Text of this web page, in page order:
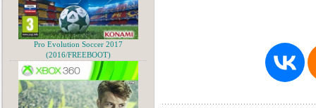
Pro Evolution Soccer 2017
(2016/FREEBOOT)